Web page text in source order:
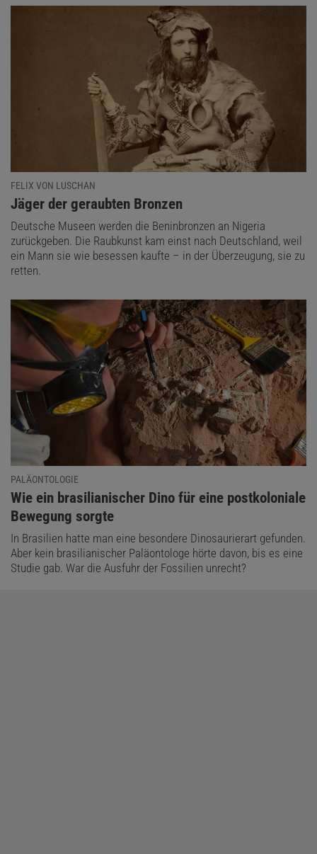
FELIX VON LUSCHAN
:
Jäger der geraubten Bronzen
Deutsche Museen werden die Beninbronzen an Nigeria
zurückgeben. Die Raubkunst kam einst nach Deutschland, weil
ein Mann sie wie besessen kaufte – in der Überzeugung, sie zu
retten.
PALÄONTOLOGIE
:
Wie ein brasilianischer Dino für eine postkoloniale
Bewegung sorgte
In Brasilien hatte man eine besondere Dinosaurierart gefunden.
Aber kein brasilianischer Paläontologe hörte davon, bis es eine
Studie gab. War die Ausfuhr der Fossilien unrecht?